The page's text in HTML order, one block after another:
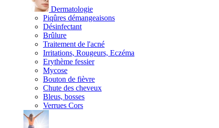
Dermatologie
Piqûres démangeaisons
Désinfectant
Brûlure
Traitement de l'acné
Irritations, Rougeurs, Eczéma
Erythème fessier
Mycose
Bouton de fièvre
Chute des cheveux
Bleus, bosses
Verrues Cors